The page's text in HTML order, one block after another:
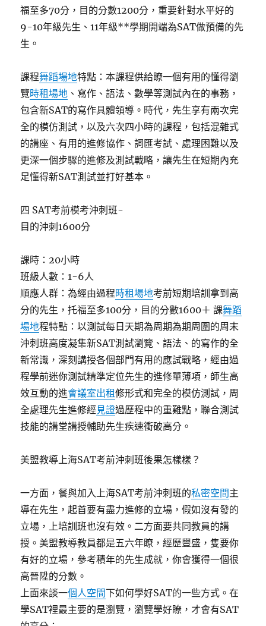
福至多70分，目的分數1200分，重要針對水平好的
9-10年級先生、11年級**學期開端為SAT做預備的先
生。
課程舞蹈場地特點：本課程供給瞭一個有用的懂得瀏
覽時租場地 、寫作、語法、數學等測試內在的事務，
包含新SAT的寫作具體領導。時代，先生享有兩次完
全的模仿測試，以及六次四小時的課程，包括混雜式
的講座、有用的進修協作、詞匯考試、處理困難以及
更深一個步驟的進修及測試戰略，讓先生在短期內充
足懂得新SAT測試並打好基本。
四 SAT考前模考沖刺班-
目的沖刺1600分
課時：20小時
班級人數：1-6人
順應人群：為經由過程時租場地考前短期培訓拿到高
分的先生，托福至多100分，目的分數1600＋ 課舞蹈
場地程特點：以測試每日天期為周期為期周圍的周末
沖刺班高度凝集新SAT測試瀏覽、語法、的寫作的全
新常識，深刻講授各個部門有用的應試戰略，經由過
程學前迷你測試精準定位先生的進修單薄項，師生高
效互動的進會議室出租修形式和完全的模仿測試，周
全處理先生進修經見證過歷程中的重難點，聯合測試
技能的講堂講授輔助先生疾速衝破高分。
美盟教導上海SAT考前沖刺班後果怎樣樣？
一方面，餐與加入上海SAT考前沖刺班的私密空間主
導在先生，起首要有盡力進修的立場，假如沒有發的
立場，上培訓班也沒有效。二方面要共同教員的講
授。美盟教導教員都是五六年瞭，經歷豐盛，隻要你
有好的立場，參考積年的先生成就，你會獲得一個很
高晉陞的分數。
上面來談一個人空間下如何學好SAT的一些方式。在
學SAT裡最主要的是瀏覽，瀏覽學好瞭，才會有SAT